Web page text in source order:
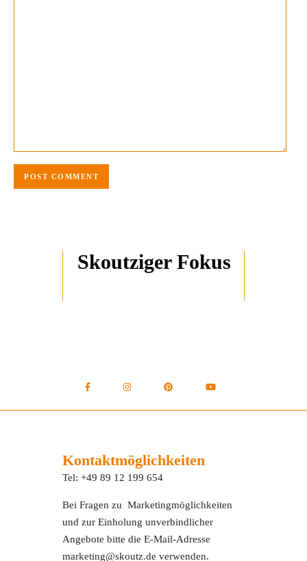
Skoutziger Fokus
Kontaktmöglichkeiten
Tel: +49 89 12 199 654
Bei Fragen zu Marketingmöglichkeiten
und zur Einholung unverbindlicher
Angebote bitte die E-Mail-Adresse
marketing@skoutz.de verwenden.